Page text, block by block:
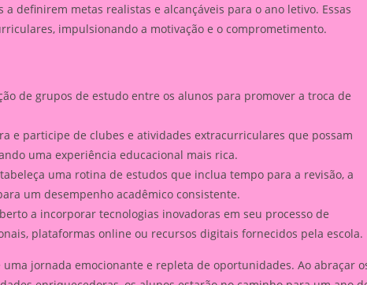
a definirem metas realistas e alcançáveis para o ano letivo. Essas
impulsionando a motivação e o comprometimento.
de grupos de estudo entre os alunos para promover a troca de
e participe de clubes e atividades extracurriculares que possam
uma experiência educacional mais rica.
uma rotina de estudos que inclua tempo para a revisão, a
um desempenho acadêmico consistente.
a incorporar tecnologias inovadoras em seu processo de
plataformas online ou recursos digitais fornecidos pela escola.
jornada emocionante e repleta de oportunidades. Ao abraçar